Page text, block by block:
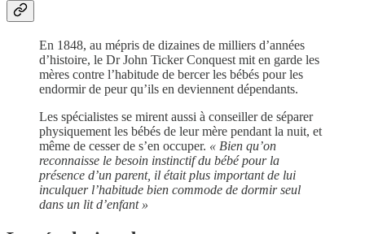
En 1848, au mépris de dizaines de milliers d’années
d’histoire, le Dr John Ticker Conquest mit en garde les
mères contre l’habitude de bercer les bébés pour les
endormir de peur qu’ils en deviennent dépendants.
Les spécialistes se mirent aussi à conseiller de séparer
physiquement les bébés de leur mère pendant la nuit, et
même de cesser de s’en occuper. « Bien qu’on
reconnaisse le besoin instinctif du bébé pour la
présence d’un parent, il était plus important de lui
inculquer l’habitude bien commode de dormir seul
dans un lit d’enfant »